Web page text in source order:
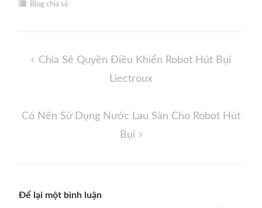
Blog chia sẻ
ĐiềuChia Sẻ Quyền Điều Khiển Robot Hút Bụi
Liectroux
Có Nên Sử Dụng Nước Lau Sàn Cho Robot Hút
Bụi
Để lại một bình luận